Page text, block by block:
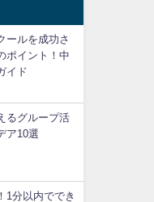
ールを成功さ
ポイント！中
イド
るグループ活
ア10選
1分以内ででき